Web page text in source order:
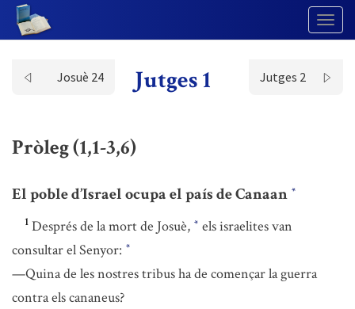
Josuè 24 Jutges 1 Jutges 2
Pròleg (1,1-3,6)
El poble d’Israel ocupa el país de Canaan *
1 Després de la mort de Josuè, * els israelites van
consultar el Senyor: *
—Quina de les nostres tribus ha de començar la guerra
contra els cananeus?